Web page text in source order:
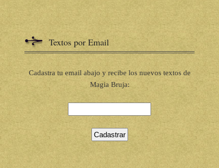
Textos por Email
Cadastra tu email abajo y recibe los nuevos textos de
Magia Bruja: